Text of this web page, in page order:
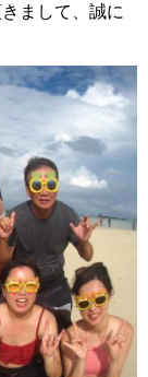
まして、誠に